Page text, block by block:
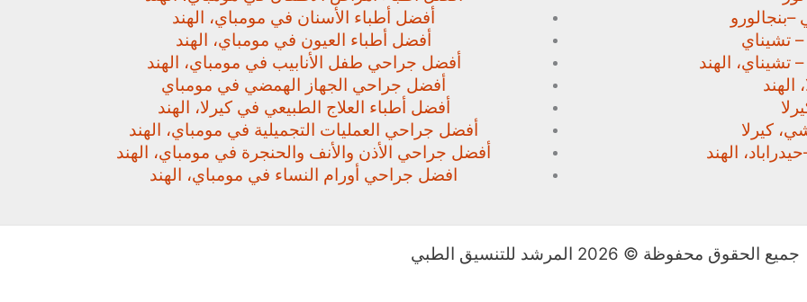
–بنجالورو
– تشيناي
تشيناي، الهند
الهند
كيرلا
حيدراباد، الهند
أفضل أطباء الأسنان في مومباي، الهند
أفضل أطباء العيون في مومباي، الهند
أفضل جراحي طفل الأنابيب في مومباي، الهند
أفضل جراحي الجهاز الهمضي في مومباي
أفضل أطباء العلاج الطبيعي في كيرلا، الهند
أفضل جراحي العمليات التجميلية في مومباي، الهند
أفضل جراحي الأذن والأنف والحنجرة في مومباي، الهند
افضل جراحي أورام النساء في مومباي، الهند
جميع الحقوق محفوظة © 2026 المرشد للتنسيق الطبي